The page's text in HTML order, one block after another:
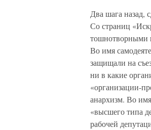
Два шага назад,
Со страниц
тошнотворными
Во имя
защищали на
ни в какие
«организации-
анархизм. Во имя
«высшего типа
рабочей